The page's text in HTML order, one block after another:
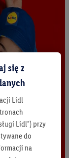
się z
Lidl
Lidl") przy
do
na